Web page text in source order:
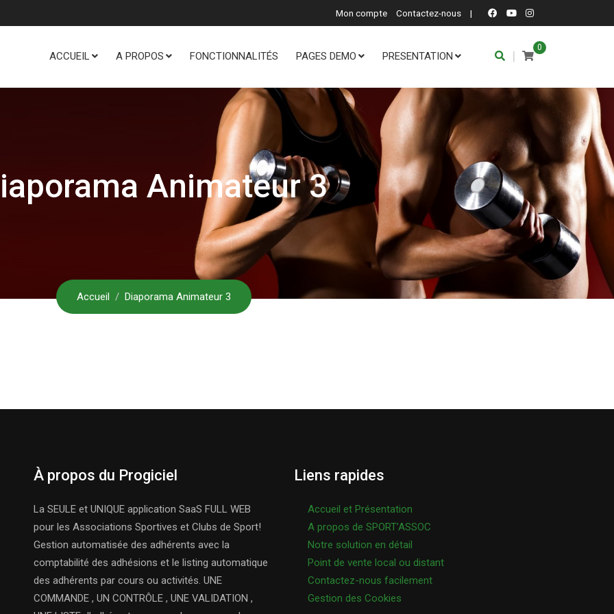
Mon compte Contactez-nous |
ACCUEIL A PROPOS FONCTIONNALITÉS PAGES DEMO PRESENTATION
0
|
Animateur 3
Accueil Diaporama Animateur 3
À propos du Progiciel
La SEULE et UNIQUE application SaaS FULL WEB
pour les Associations Sportives et Clubs de Sport!
Gestion automatisée des adhérents avec la
comptabilité des adhésions et le listing automatique
des adhérents par cours ou activités. UNE
COMMANDE , UN CONTRÔLE , UNE VALIDATION ,
Liens rapides
Accueil et Présentation
A propos de SPORT’ASSOC
Notre solution en détail
Point de vente local ou distant
Contactez-nous facilement
Gestion des Cookies